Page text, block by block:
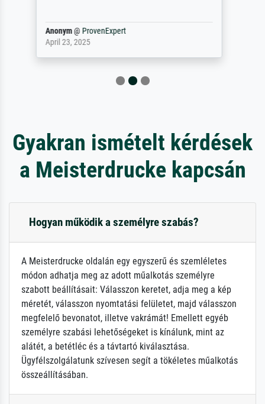
philip@ProvenExpert
September 23, 2025
Gyakran ismételt kérdések
a Meisterdrucke kapcsán
Hogyan működik a személyre szabás?
A Meisterdrucke oldalán egy egyszerű és szemléletes
módon adhatja meg az adott műalkotás személyre
szabott beállításait: Válasszon keretet, adja meg a kép
méretét, válasszon nyomtatási felületet, majd válasszon
megfelelő bevonatot, illetve vakrámát! Emellett egyéb
személyre szabási lehetőségeket is kínálunk, mint az
alátét, a betétléc és a távtartó kiválasztása.
Ügyfélszolgálatunk szívesen segít a tökéletes műalkotás
összeállításában.